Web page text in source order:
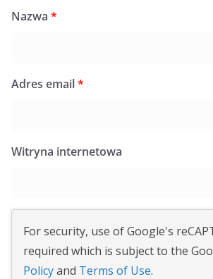
Nazwa *
Adres email*
Witryna internetowa
For security, use of Google's
required which is subject to the
Policyand Terms of Use.